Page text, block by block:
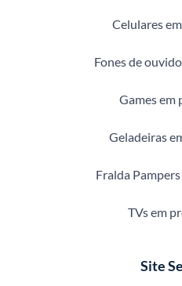
Celulares
Fones de
Games em
Geladeiras
Fralda
TVs em
Site